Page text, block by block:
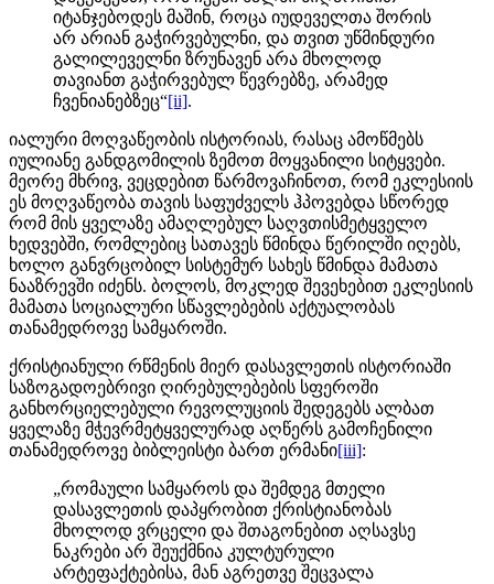
იტანჯებოდეს მაშინ, როცა იუდეველთა შორის
არ არიან გაჭირვებულნი, და თვით უწმინდური
გალილეველნი ზრუნავენ არა მხოლოდ
თავიანთ გაჭირვებულ წევრებზე, არამედ
ჩვენიანებზეც“[ii].
იალური მოღვაწეობის ისტორიას, რასაც ამოწმებს
იულიანე განდგომილის ზემოთ მოყვანილი სიტყვები.
მეორე მხრივ, ვეცდებით წარმოვაჩინოთ, რომ ეკლესიის
ეს მოღვაწეობა თავის საფუძველს ჰპოვებდა სწორედ
რომ მის ყველაზე ამაღლებულ საღვთისმეტყველო
ხედვებში, რომლებიც სათავეს წმინდა წერილში იღებს,
ხოლო განვრცობილ სისტემურ სახეს წმინდა მამათა
ნააზრევში იძენს. ბოლოს, მოკლედ შევეხებით ეკლესიის
მამათა სოციალური სწავლებების აქტუალობას
თანამედროვე სამყაროში.
ქრისტიანული რწმენის მიერ დასავლეთის ისტორიაში
საზოგადოებრივი ღირებულებების სფეროში
განხორციელებული რევოლუციის შედეგებს ალბათ
ყველაზე მჭევრმეტყველურად აღწერს გამოჩენილი
თანამედროვე ბიბლეისტი ბართ ერმანი[iii]:
„რომაული სამყაროს და შემდეგ მთელი
დასავლეთის დაპყრობით ქრისტიანობას
მხოლოდ ვრცელი და შთაგონებით აღსავსე
ნაკრები არ შეუქმნია კულტურული
არტეფაქტებისა, მან აგრეთვე შეცვალა